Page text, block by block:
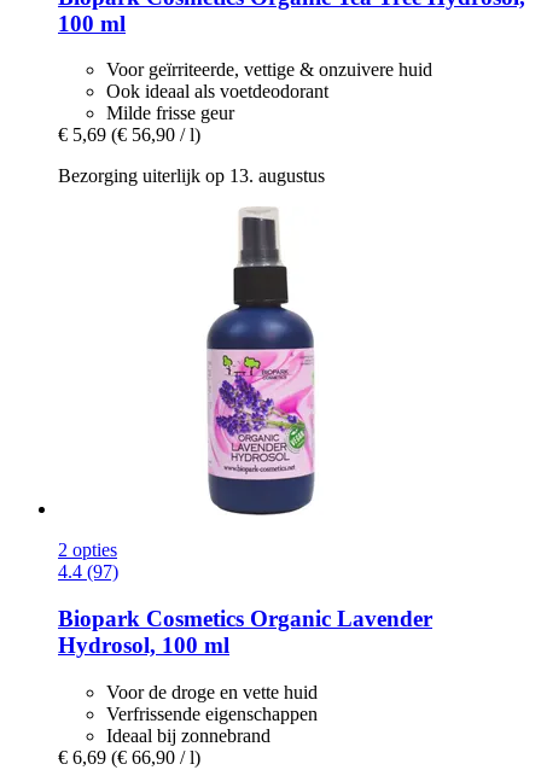
100 ml
Voor geïrriteerde, vettige & onzuivere huid
Ook ideaal als voetdeodorant
Milde frisse geur
€ 5,69 (€ 56,90 / l)
Bezorging uiterlijk op 13. augustus
2 opties
4.4 (97)
Biopark Cosmetics Organic Lavender
Hydrosol, 100 ml
Voor de droge en vette huid
Verfrissende eigenschappen
Ideaal bij zonnebrand
€ 6,69 (€ 66,90 / l)